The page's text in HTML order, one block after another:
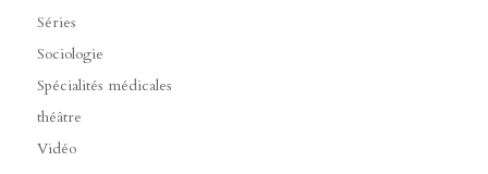
Séries
Sociologie
Spécialités médicales
théâtre
Vidéo